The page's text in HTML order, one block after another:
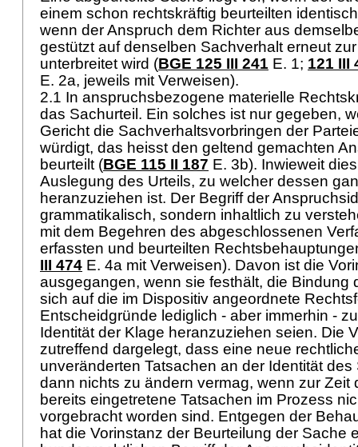
einem schon rechtskräftig beurteilten
wenn der Anspruch dem Richter aus
gestützt auf denselben Sachverhalt erneut
unterbreitet wird (BGE 125 III 241 E. 1; 121 III
E. 2a, jeweils mit Verweisen).
2.1 In anspruchsbezogene materielle
das Sachurteil. Ein solches ist nur gegeben,
Gericht die Sachverhaltsvorbringen der
würdigt, das heisst den geltend gemachten
beurteilt (BGE 115 II 187 E. 3b). Inwieweit
Auslegung des Urteils, zu welcher dessen
heranzuziehen ist. Der Begriff der
grammatikalisch, sondern inhaltlich zu
mit dem Begehren des abgeschlossenen
erfassten und beurteilten
III 474 E. 4a mit Verweisen). Davon ist die
ausgegangen, wenn sie festhält, die Bindung
sich auf die im Dispositiv angeordnete
Entscheidgründe lediglich - aber immerhin -
Identität der Klage heranzuziehen seien. Die
zutreffend dargelegt, dass eine neue
unveränderten Tatsachen an der Identität
dann nichts zu ändern vermag, wenn zur Zeit
bereits eingetretene Tatsachen im Prozess
vorgebracht worden sind. Entgegen der
hat die Vorinstanz der Beurteilung der Sache